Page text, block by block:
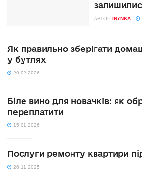
АВТОР IRYNKA
Як правильно зберігати
у бутлях
20.02.2026
Біле вино для новачків: як
переплатити
15.01.2026
Послуги ремонту квартири
26.11.2025